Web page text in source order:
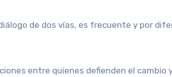
de dos vías, es frecuente y por
entre quienes defienden el cambio